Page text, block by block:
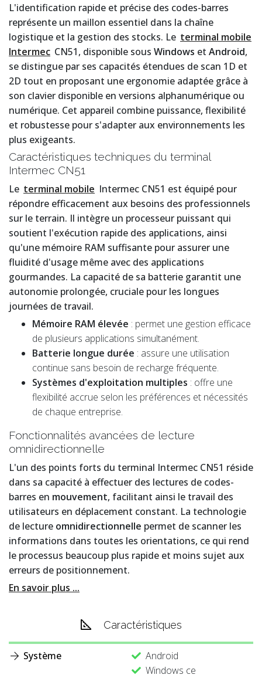
L'identification rapide et précise des codes-barres
représente un maillon essentiel dans la chaîne
logistique et la gestion des stocks. Le terminal mobile
Intermec CN51, disponible sous Windows et Android,
se distingue par ses capacités étendues de scan 1D et
2D tout en proposant une ergonomie adaptée grâce à
son clavier disponible en versions alphanumérique ou
numérique. Cet appareil combine puissance, flexibilité
et robustesse pour s'adapter aux environnements les
plus exigeants.
Caractéristiques techniques du terminal
Intermec CN51
Le terminal mobile Intermec CN51 est équipé pour
répondre efficacement aux besoins des professionnels
sur le terrain. Il intègre un processeur puissant qui
soutient l'exécution rapide des applications, ainsi
qu'une mémoire RAM suffisante pour assurer une
fluidité d'usage même avec des applications
gourmandes. La capacité de sa batterie garantit une
autonomie prolongée, cruciale pour les longues
journées de travail.
Mémoire RAM élevée : permet une gestion efficace
de plusieurs applications simultanément.
Batterie longue durée : assure une utilisation
continue sans besoin de recharge fréquente.
Systèmes d'exploitation multiples : offre une
flexibilité accrue selon les préférences et nécessités
de chaque entreprise.
Fonctionnalités avancées de lecture
omnidirectionnelle
L'un des points forts du terminal Intermec CN51 réside
dans sa capacité à effectuer des lectures de codes-
barres en mouvement, facilitant ainsi le travail des
utilisateurs en déplacement constant. La technologie
de lecture omnidirectionnelle permet de scanner les
informations dans toutes les orientations, ce qui rend
le processus beaucoup plus rapide et moins sujet aux
erreurs de positionnement.
En savoir plus ...
Caractéristiques
Système
Android
Windows ce